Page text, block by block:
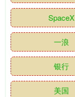
SpaceX
一浪
银行
美国